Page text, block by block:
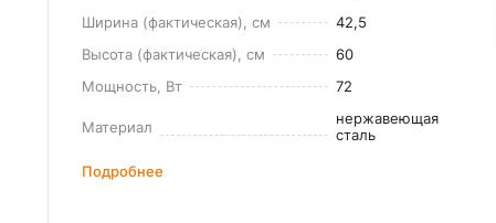
Ширина (фактическая), см
42,5
Высота (фактическая), см
60
Мощность, Вт
72
Материал
нержавеющая
сталь
Подробнее